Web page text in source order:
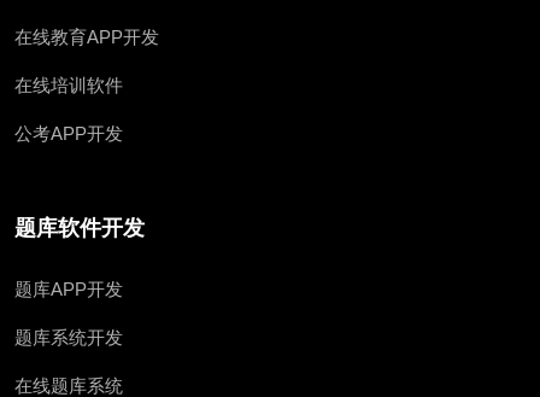
在线教育APP开发
在线培训软件
公考APP开发
题库软件开发
题库APP开发
题库系统开发
在线题库系统